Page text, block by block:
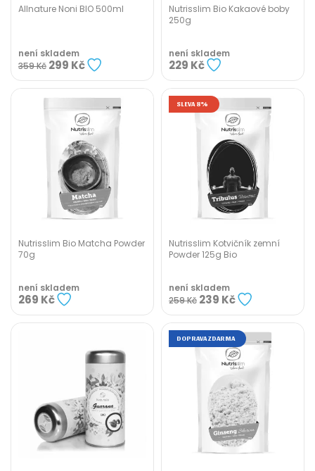
Allnature Noni BIO 500ml
není skladem
359 Kč 299 Kč
Nutrisslim Bio Kakaové boby
250g
není skladem
229 Kč
Nutrisslim Bio Matcha Powder
70g
není skladem
269 Kč
SLEVA 8%
Nutrisslim Kotvičník zemní
Powder 125g Bio
není skladem
259 Kč 239 Kč
DOPRAVA ZDARMA